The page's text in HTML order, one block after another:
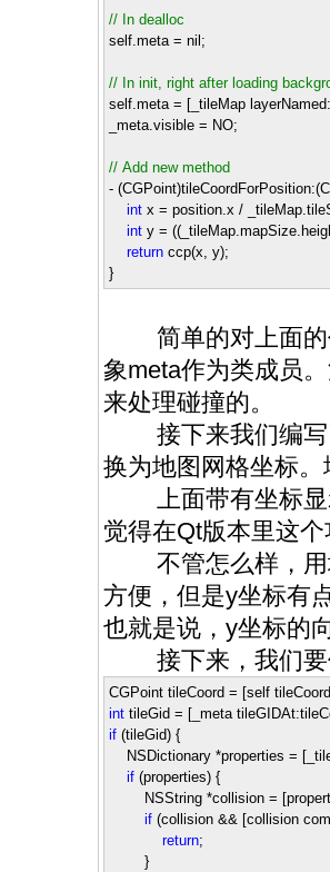
// In dealloc
self.meta = nil;
// In init, right after loading
self.meta = [_tileMap layerNamed:
_meta.visible = NO;
// Add new method
-
int x = position.x /
int y =
return ccp(x, y);
}
简单的对上面的
象meta作为类成员
来处理碰撞的。
接下来我们编写
换为地图网格坐标
上面带有坐标显
觉得在Qt版本里这
不管怎么样，用
方便，但是y坐标有
也就是说，y坐标的
接下来，我们要
CGPoint tileCoord = [self
int tileGid = [_meta
if (tileGid) {
NSDictionary *properties =
if (properties) {
NSString *collision =
if (collision && [collision
return;
}